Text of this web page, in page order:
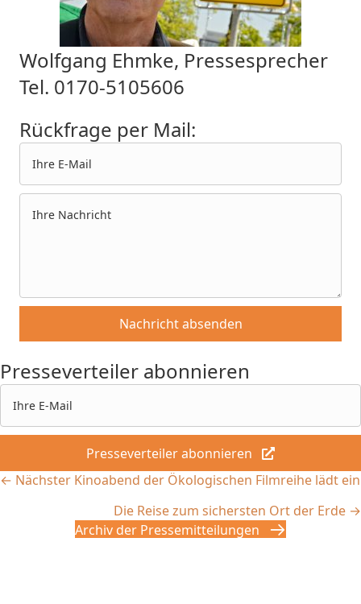
Wolfgang Ehmke, Pressesprecher
Tel. 0170-5105606
Rückfrage per Mail:
Nachricht absenden
Presseverteiler abonnieren
Presseverteiler abonnieren
Posts
navigation
← Nächster Kinoabend der Ökologischen Filmreihe lädt ein
Die Reise zum sichersten Ort der Erde →
Archiv der Pressemitteilungen